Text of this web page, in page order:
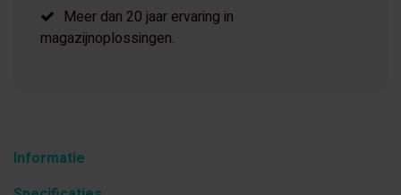
Meer dan 20 jaar ervaring in
magazijnoplossingen.
Informatie